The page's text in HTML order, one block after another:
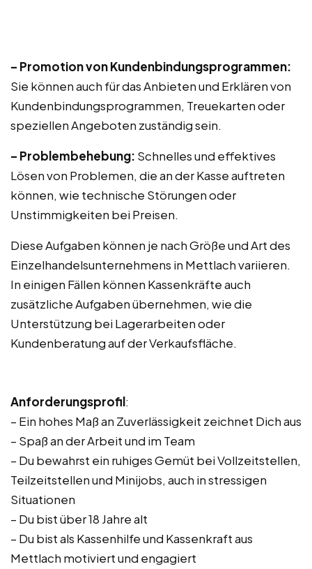
– Promotion von Kundenbindungsprogrammen:
Sie können auch für das Anbieten und Erklären von
Kundenbindungsprogrammen, Treuekarten oder
speziellen Angeboten zuständig sein.
– Problembehebung: Schnelles und effektives
Lösen von Problemen, die an der Kasse auftreten
können, wie technische Störungen oder
Unstimmigkeiten bei Preisen.
Diese Aufgaben können je nach Größe und Art des
Einzelhandelsunternehmens in Mettlach variieren.
In einigen Fällen können Kassenkräfte auch
zusätzliche Aufgaben übernehmen, wie die
Unterstützung bei Lagerarbeiten oder
Kundenberatung auf der Verkaufsfläche.
Anforderungsprofil:
– Ein hohes Maß an Zuverlässigkeit zeichnet Dich aus
– Spaß an der Arbeit und im Team
– Du bewahrst ein ruhiges Gemüt bei Vollzeitstellen,
Teilzeitstellen und Minijobs, auch in stressigen
Situationen
– Du bist über 18 Jahre alt
– Du bist als Kassenhilfe und Kassenkraft aus
Mettlach motiviert und engagiert